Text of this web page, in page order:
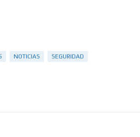
NOTICIAS SEGURIDAD